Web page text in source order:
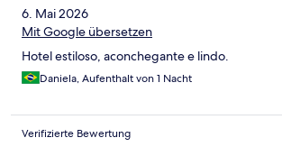
6. Mai 2026
Mit Google übersetzen
Hotel estiloso, aconchegante e lindo.
Daniela, Aufenthalt von 1 Nacht
Verifizierte Bewertung